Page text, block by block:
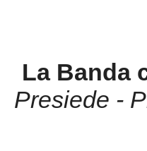
La Banda
Presiede -